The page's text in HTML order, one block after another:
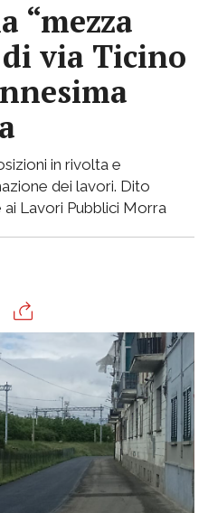
“mezza
via Ticino
in rivolta e
dei lavori. Dito
Lavori Pubblici Morra